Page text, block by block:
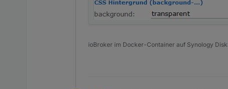
ioBroker im Docker-Container auf Synology